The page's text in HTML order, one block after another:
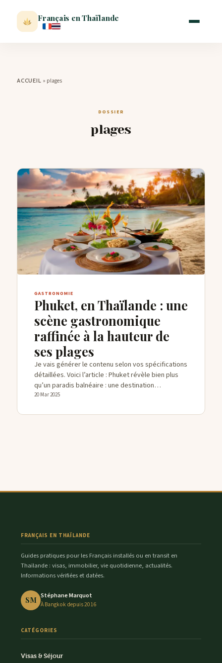
Français en Thaïlande
EXPATRIATION
BLOG
CONTACTS
ACCUEIL » plages
DOSSIER
plages
GASTRONOMIE
Phuket, en Thaïlande : une
scène gastronomique
raffinée à la hauteur de
ses plages
Je vais générer le contenu selon vos spécifications
détaillées. Voici l’article : Phuket révèle bien plus
qu’un paradis balnéaire : une destination…
20 Mar 2025
FRANÇAIS EN THAÏLANDE
Guides pratiques pour les Français installés ou en transit en
Thaïlande : visas, immobilier, vie quotidienne, actualités.
Informations vérifiées et datées.
SM Stéphane Marquot
À Bangkok depuis 2016
CATÉGORIES
Visas & Séjour